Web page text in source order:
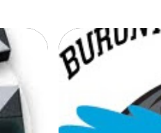
ERREKORRAK | RECORDS